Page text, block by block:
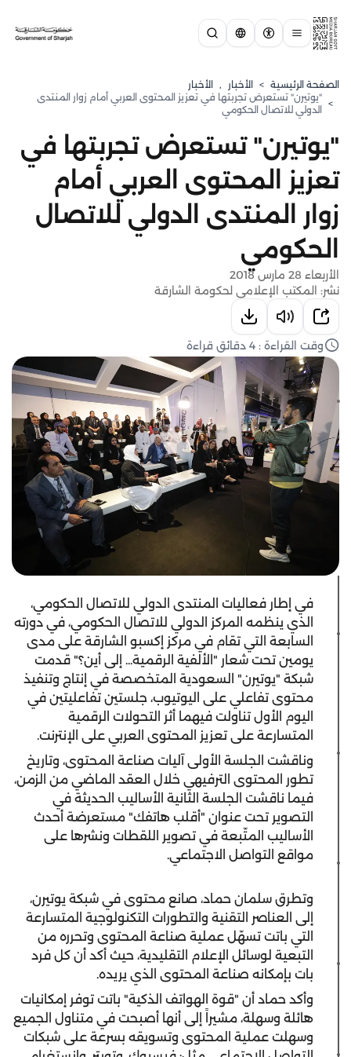
الصفحة الرئيسية > الأخبار , الأخبار
>
"يوتيرن" تستعرض تجربتها في تعزيز المحتوى العربي أمام زوار المنتدى
الدولي للاتصال الحكومي
"يوتيرن" تستعرض تجربتها في
تعزيز المحتوى العربي أمام
زوار المنتدى الدولي للاتصال
الحكومي
الأربعاء 28 مارس 2018
نشر: المكتب الإعلامي لحكومة الشارقة
وقت القراءة : 4 دقائق قراءة
في إطار فعاليات المنتدى الدولي للاتصال الحكومي،
الذي ينظمه المركز الدولي للاتصال الحكومي، في دورته
السابعة التي تقام في مركز إكسبو الشارقة على مدى
يومين تحت شعار "الألفية الرقمية... إلى أين؟" قدمت
شبكة "يوتيرن" السعودية المتخصصة في إنتاج وتنفيذ
محتوى تفاعلي على اليوتيوب، جلستين تفاعليتين في
اليوم الأول تناولت فيهما أثر التحولات الرقمية
المتسارعة على تعزيز المحتوى العربي على الإنترنت.
وناقشت الجلسة الأولى آليات صناعة المحتوى، وتاريخ
تطور المحتوى الترفيهي خلال العقد الماضي من الزمن،
فيما ناقشت الجلسة الثانية الأساليب الحديثة في
التصوير تحت عنوان "أقلب هاتفك" مستعرضة أحدث
الأساليب المتّبعة في تصوير اللقطات ونشرها على
مواقع التواصل الاجتماعي.
وتطرق سلمان حماد، صانع محتوى في شبكة يوتيرن،
إلى العناصر التقنية والتطورات التكنولوجية المتسارعة
التي باتت تسهّل عملية صناعة المحتوى وتحرره من
التبعية لوسائل الإعلام التقليدية، حيث أكد أن كل فرد
بات بإمكانه صناعة المحتوى الذي يريده.
وأكد حماد أن "قوة الهواتف الذكية" باتت توفر إمكانيات
هائلة وسهلة، مشيراً إلى أنها أصبحت في متناول الجميع
وسهلت عملية المحتوى وتسويقه بسرعة على شبكات